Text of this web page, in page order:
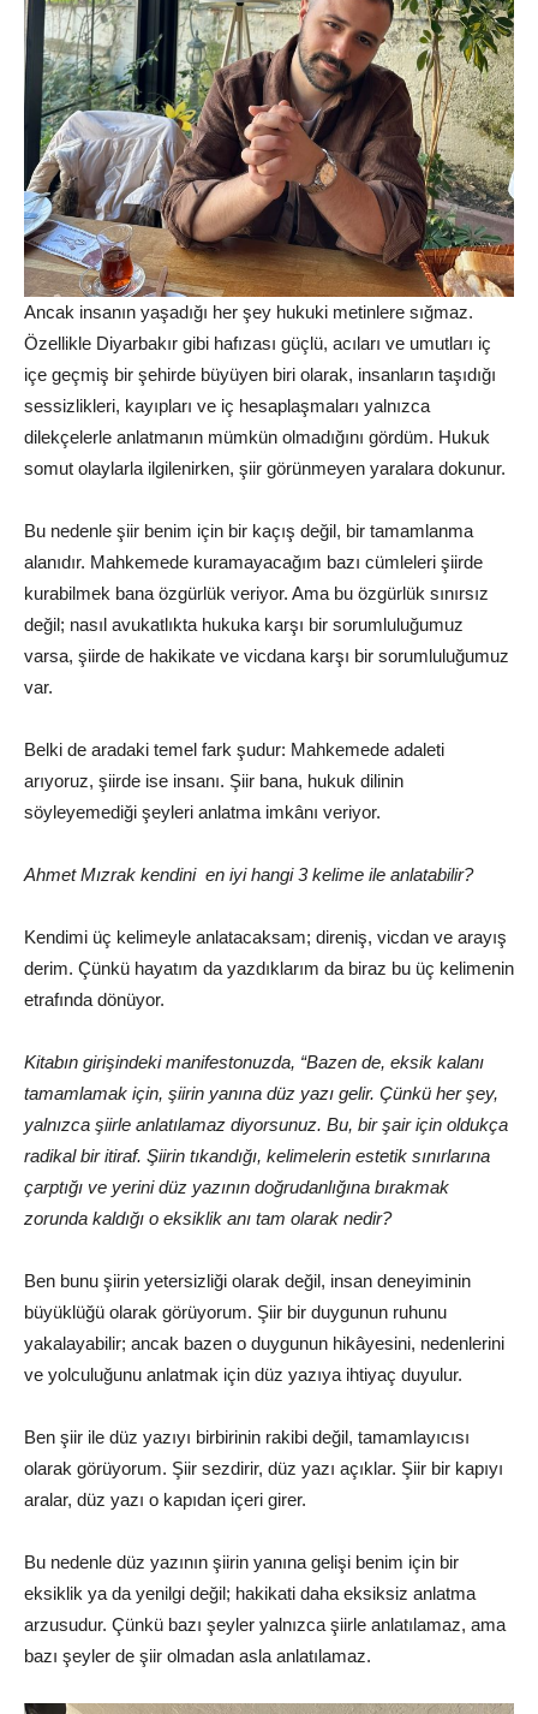
Ancak insanın yaşadığı her şey hukuki metinlere sığmaz.
Özellikle Diyarbakır gibi hafızası güçlü, acıları ve umutları iç
içe geçmiş bir şehirde büyüyen biri olarak, insanların taşıdığı
sessizlikleri, kayıpları ve iç hesaplaşmaları yalnızca
dilekçelerle anlatmanın mümkün olmadığını gördüm. Hukuk
somut olaylarla ilgilenirken, şiir görünmeyen yaralara dokunur.
Bu nedenle şiir benim için bir kaçış değil, bir tamamlanma
alanıdır. Mahkemede kuramayacağım bazı cümleleri şiirde
kurabilmek bana özgürlük veriyor. Ama bu özgürlük sınırsız
değil; nasıl avukatlıkta hukuka karşı bir sorumluluğumuz
varsa, şiirde de hakikate ve vicdana karşı bir sorumluluğumuz
var.
Belki de aradaki temel fark şudur: Mahkemede adaleti
arıyoruz, şiirde ise insanı. Şiir bana, hukuk dilinin
söyleyemediği şeyleri anlatma imkânı veriyor.
Ahmet Mızrak kendini en iyi hangi 3 kelime ile anlatabilir?
Kendimi üç kelimeyle anlatacaksam; direniş, vicdan ve arayış
derim. Çünkü hayatım da yazdıklarım da biraz bu üç kelimenin
etrafında dönüyor.
Kitabın girişindeki manifestonuzda, “Bazen de, eksik kalanı
tamamlamak için, şiirin yanına düz yazı gelir. Çünkü her şey,
yalnızca şiirle anlatılamaz diyorsunuz. Bu, bir şair için oldukça
radikal bir itiraf. Şiirin tıkandığı, kelimelerin estetik sınırlarına
çarptığı ve yerini düz yazının doğrudanlığına bırakmak
zorunda kaldığı o eksiklik anı tam olarak nedir?
Ben bunu şiirin yetersizliği olarak değil, insan deneyiminin
büyüklüğü olarak görüyorum. Şiir bir duygunun ruhunu
yakalayabilir; ancak bazen o duygunun hikâyesini, nedenlerini
ve yolculuğunu anlatmak için düz yazıya ihtiyaç duyulur.
Ben şiir ile düz yazıyı birbirinin rakibi değil, tamamlayıcısı
olarak görüyorum. Şiir sezdirir, düz yazı açıklar. Şiir bir kapıyı
aralar, düz yazı o kapıdan içeri girer.
Bu nedenle düz yazının şiirin yanına gelişi benim için bir
eksiklik ya da yenilgi değil; hakikati daha eksiksiz anlatma
arzusudur. Çünkü bazı şeyler yalnızca şiirle anlatılamaz, ama
bazı şeyler de şiir olmadan asla anlatılamaz.